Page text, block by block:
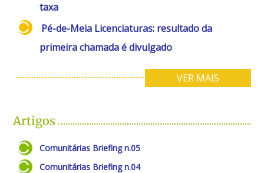
taxa
Pé-de-Meia Licenciaturas: resultado da
primeira chamada é divulgado
VER MAIS
Artigos
Comunitárias Briefing n.05
Comunitárias Briefing n.04